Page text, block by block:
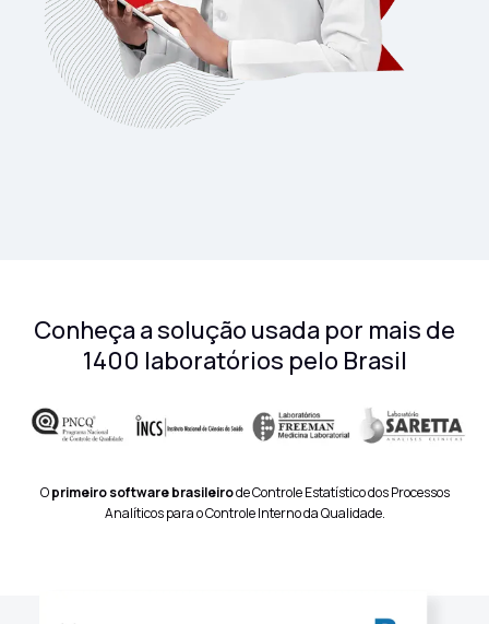
Conheça a solução usada por mais de
1400 laboratórios pelo Brasil
Oprimeiro software brasileirode Controle Estatístico dos Processos
Analíticos para o Controle Interno da Qualidade.